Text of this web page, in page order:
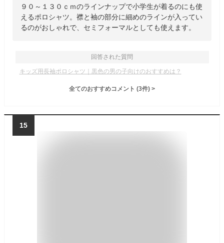
９０～１３０ｃｍのラインナップで小学生が着るのにも使
えるポロシャツ。襟と袖の部分に細めのラインが入ってい
るのがおしゃれで、セミフォーマルとしても使えます。
回答された質問
キッズ用長袖ポロシャツ｜黒色の男の子向けのおすすめは？
全てのおすすめコメント (3件) >
15